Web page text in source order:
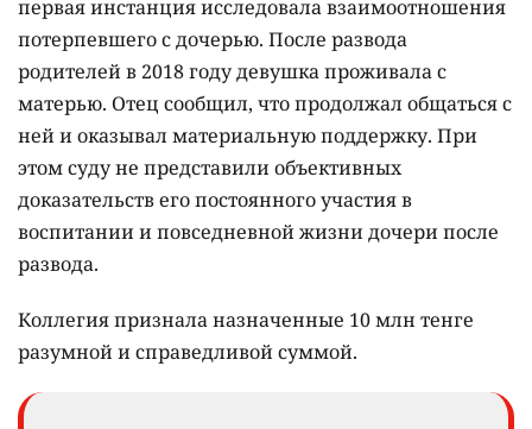
первая инстанция исследовала взаимоотношения
потерпевшего с дочерью. После развода
родителей в 2018 году девушка проживала с
матерью. Отец сообщил, что продолжал общаться с
ней и оказывал материальную поддержку. При
этом суду не представили объективных
доказательств его постоянного участия в
воспитании и повседневной жизни дочери после
развода.
Коллегия признала назначенные 10 млн тенге
разумной и справедливой суммой.